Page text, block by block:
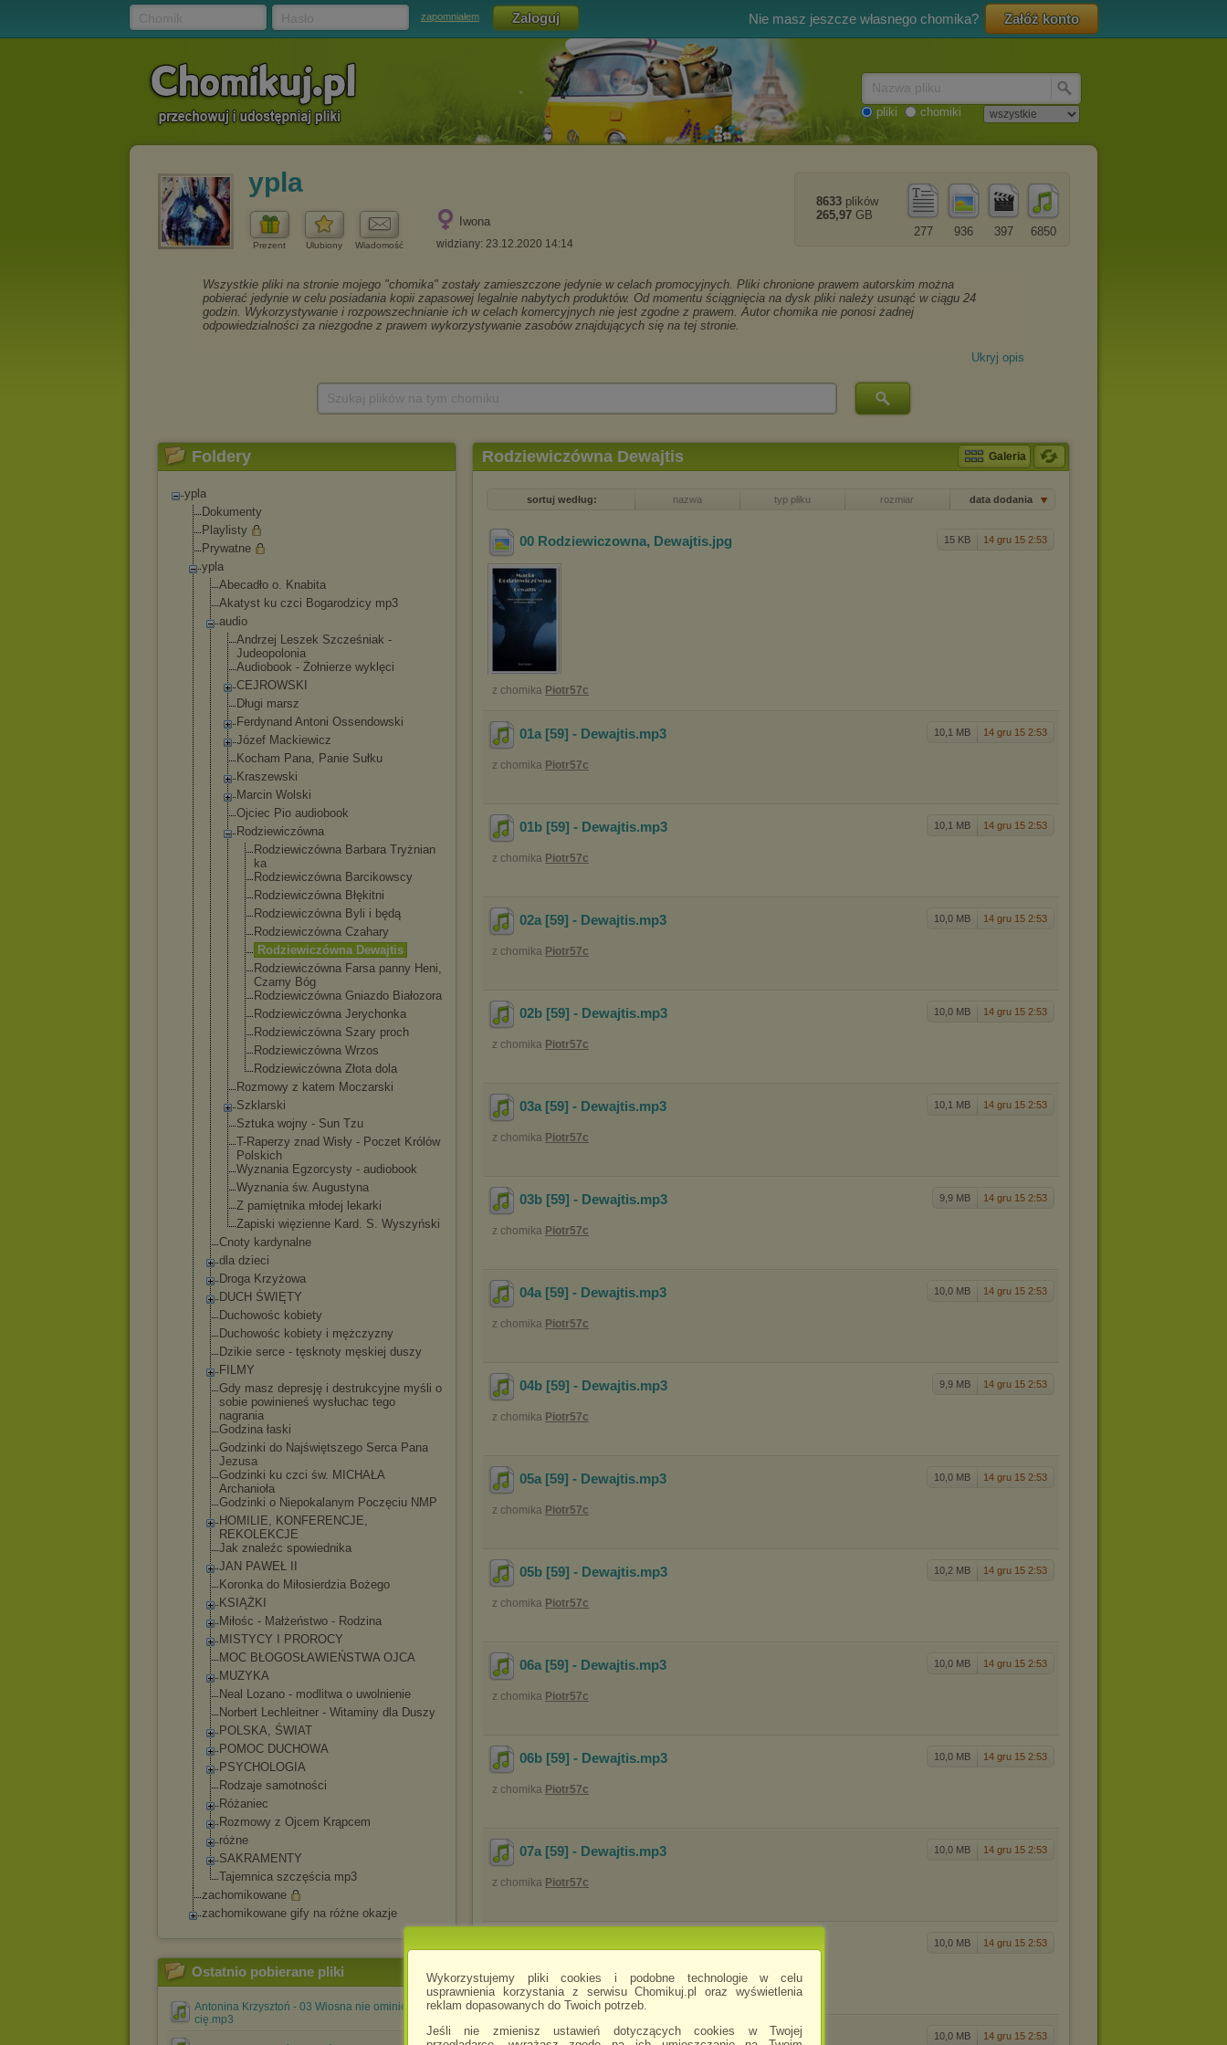
Wykorzystujemy pliki cookies i podobne technologie w celu
usprawnienia korzystania z serwisu Chomikuj.pl oraz wyświetlenia
reklam dopasowanych do Twoich potrzeb.
Jeśli nie zmienisz ustawień dotyczących cookies w Twojej
zapomniałem Nie masz jeszcze własnego chomika? Załóż konto
pliki chomiki
ypla
Prezent Ulubiony Wiadomość
Iwona
widziany: 23.12.2020 14:14
6850
397
936
277
8633 plików
265,97 GB
Ukryj opis
Foldery
ypla
Dokumenty
Playlisty
Prywatne
ypla
Abecadło o. Knabita
Akatyst ku czci Bogarodzicy mp3
audio
Andrzej Leszek Szcześniak -
Judeopolonia
Audiobook - Żołnierze wyklęci
CEJROWSKI
Długi marsz
Ferdynand Antoni Ossendowski
Józef Mackiewicz
Kocham Pana, Panie Sułku
Kraszewski
Marcin Wolski
Ojciec Pio audiobook
Rodziewiczówna
Rodziewiczówna Barbara Tryżnian
ka
Rodziewiczówna Barcikowscy
Rodziewiczówna Błękitni
Rodziewiczówna Byli i będą
Rodziewiczówna Czahary
Rodziewiczówna Dewajtis
Rodziewiczówna Farsa panny Heni,
Czarny Bóg
Rodziewiczówna Gniazdo Białozora
Rodziewiczówna Jerychonka
Rodziewiczówna Szary proch
Rodziewiczówna Wrzos
Rodziewiczówna Złota dola
Rozmowy z katem Moczarski
Szklarski
Sztuka wojny - Sun Tzu
T-Raperzy znad Wisły - Poczet Królów
Polskich
Wyznania Egzorcysty - audiobook
Wyznania św. Augustyna
Z pamiętnika młodej lekarki
Zapiski więzienne Kard. S. Wyszyński
Cnoty kardynalne
dla dzieci
Droga Krzyżowa
DUCH ŚWIĘTY
Duchowośc kobiety
Duchowośc kobiety i mężczyzny
Dzikie serce - tęsknoty męskiej duszy
FILMY
Gdy masz depresję i destrukcyjne myśli o
sobie powinieneś wysłuchac tego
nagrania
Godzina łaski
Godzinki do Najświętszego Serca Pana
Jezusa
Godzinki ku czci św. MICHAŁA
Archanioła
Godzinki o Niepokalanym Poczęciu NMP
HOMILIE, KONFERENCJE,
REKOLEKCJE
Jak znaleźc spowiednika
JAN PAWEŁ II
Koronka do Miłosierdzia Bożego
KSIĄŻKI
Miłośc - Małżeństwo - Rodzina
MISTYCY I PROROCY
MOC BŁOGOSŁAWIEŃSTWA OJCA
MUZYKA
Neal Lozano - modlitwa o uwolnienie
Norbert Lechleitner - Witaminy dla Duszy
POLSKA, ŚWIAT
POMOC DUCHOWA
PSYCHOLOGIA
Rodzaje samotności
Różaniec
Rozmowy z Ojcem Krąpcem
różne
SAKRAMENTY
Tajemnica szczęścia mp3
zachomikowane
zachomikowane gify na różne okazje
Ostatnio pobierane pliki
Antonina Krzysztoń - 03 Wiosna nie ominie
cię.mp3
Rodziewiczówna Dewajtis Galeria
sortuj według: nazwa typ pliku rozmiar data dodania
15 KB 14 gru 15 2:53
00 Rodziewiczowna, Dewajtis.jpg
z chomika Piotr57c
10,1 MB 14 gru 15 2:53
01a [59] - Dewajtis.mp3
z chomika Piotr57c
10,1 MB 14 gru 15 2:53
01b [59] - Dewajtis.mp3
z chomika Piotr57c
10,0 MB 14 gru 15 2:53
02a [59] - Dewajtis.mp3
z chomika Piotr57c
10,0 MB 14 gru 15 2:53
02b [59] - Dewajtis.mp3
z chomika Piotr57c
10,1 MB 14 gru 15 2:53
03a [59] - Dewajtis.mp3
z chomika Piotr57c
9,9 MB 14 gru 15 2:53
03b [59] - Dewajtis.mp3
z chomika Piotr57c
10,0 MB 14 gru 15 2:53
04a [59] - Dewajtis.mp3
z chomika Piotr57c
9,9 MB 14 gru 15 2:53
04b [59] - Dewajtis.mp3
z chomika Piotr57c
10,0 MB 14 gru 15 2:53
05a [59] - Dewajtis.mp3
z chomika Piotr57c
10,2 MB 14 gru 15 2:53
05b [59] - Dewajtis.mp3
z chomika Piotr57c
10,0 MB 14 gru 15 2:53
06a [59] - Dewajtis.mp3
z chomika Piotr57c
10,0 MB 14 gru 15 2:53
06b [59] - Dewajtis.mp3
z chomika Piotr57c
10,0 MB 14 gru 15 2:53
07a [59] - Dewajtis.mp3
z chomika Piotr57c
10,0 MB 14 gru 15 2:53
z chomikaPiotr57c
10,0 MB 14 gru 15 2:53
08a [59] - Dewajtis.mp3